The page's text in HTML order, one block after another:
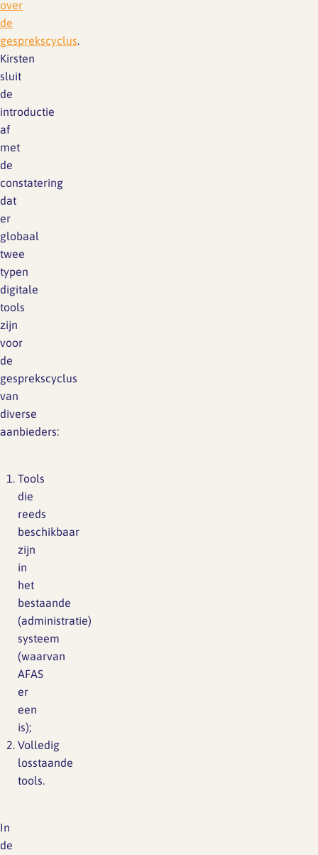
over
de
gesprekscyclus.
Kirsten
sluit
de
introductie
af
met
de
constatering
dat
er
globaal
twee
typen
digitale
tools
zijn
voor
de
gesprekscyclus
van
diverse
aanbieders:
Tools
die
reeds
beschikbaar
zijn
in
het
bestaande
(administratie)
systeem
(waarvan
AFAS
er
een
is);
Volledig
losstaande
tools.
In
de